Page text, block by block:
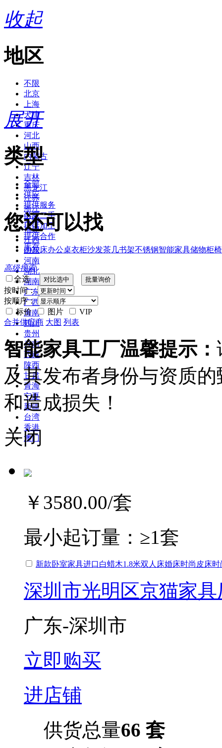
收起
地区
不限
北京
上海
天津
重庆
河北
山西
内蒙古
辽宁
吉林
黑龙江
江苏
浙江
安徽
福建
江西
山东
河南
湖北
湖南
广东
广西
海南
四川
贵州
云南
西藏
陕西
甘肃
青海
宁夏
新疆
台湾
香港
澳门
展开
类型
全部
供应
提供服务
供应二手
提供加工
提供合作
库存
您还可以找
2022床办公桌衣柜沙发茶几书架不锈钢智能家具储物柜
高级搜索
全选
按时间：
按顺序：
标价
图片
VIP
合并供应商 大图 列表
智能家具工厂温馨提示：
及其发布者身份与资质
和造成损失！
关闭
￥3580.00/套
最小起订量： ≥1套
新款卧室家具进口白蜡木1.8米双人床婚床时尚皮床
深圳市光明区京猫家具
广东-深圳市
立即购买
进店铺
供货总量66 套